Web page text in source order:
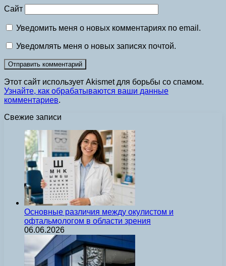
Сайт
Уведомить меня о новых комментариях по email.
Уведомлять меня о новых записях почтой.
Этот сайт использует Akismet для борьбы со спамом.
Узнайте, как обрабатываются ваши данные
комментариев.
Свежие записи
Основные различия между окулистом и
офтальмологом в области зрения
06.06.2026